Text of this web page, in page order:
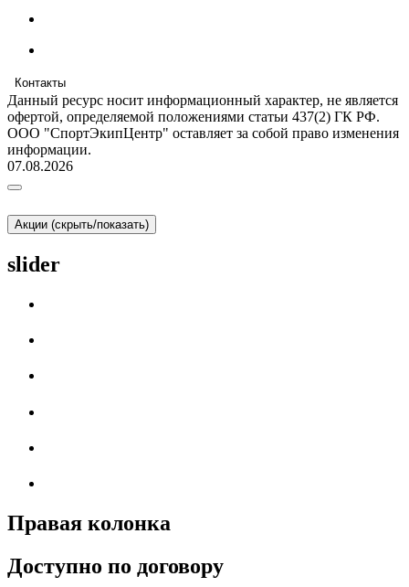
Контакты
Данный ресурс носит информационный характер, не является
офертой, определяемой положениями статьи 437(2) ГК РФ.
ООО "СпортЭкипЦентр" оставляет за собой право изменения
информации.
07.08.2026
Акции (скрыть/показать)
slider
Правая колонка
Доступно по договору